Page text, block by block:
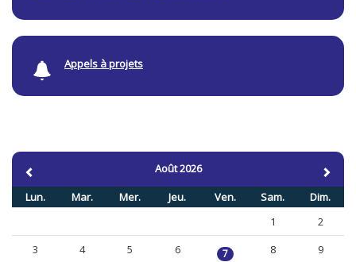
Appels à projets
Août 2026
Lun.
Mar. Mer. Jeu. Ven. Sam.
Dim.
1
2
3
4 5 6 7 8 9